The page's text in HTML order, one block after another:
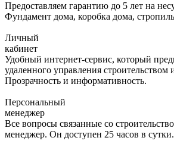
Предоставляем гарантию до 5 лет на
Фундамент дома, коробка дома,
Личный
кабинет
Удобный интернет-сервис, который
удаленного управления строительством
Прозрачность и информативность.
Персональный
менеджер
Все вопросы связанные со
менеджер. Он доступен 25 часов в сутки.